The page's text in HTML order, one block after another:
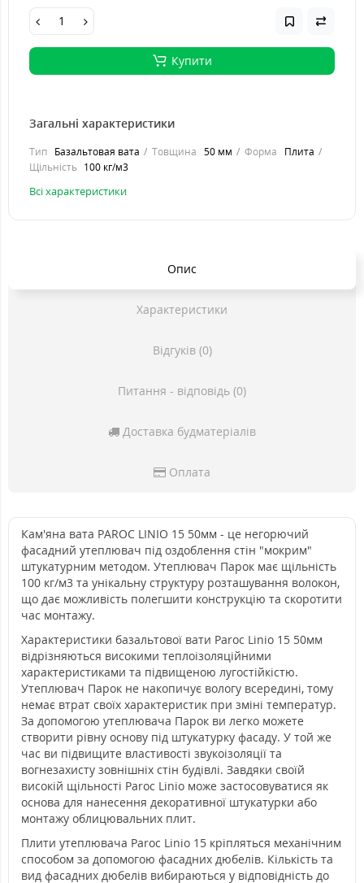
Купити
Загальні характеристики
Тип Базальтовая вата Товщина 50 мм Форма
Плита
Щільність 100 кг/м3
Всі характеристики
Опис
Характеристики
Відгуків (0)
Питання - відповідь (0)
Доставка будматеріалів
Оплата
Кам'яна вата PAROC LINIO 15 50мм - це негорючий
фасадний утеплювач під оздоблення стін "мокрим"
штукатурним методом. Утеплювач Парок має щільність
100 кг/м3 та унікальну структуру розташування волокон,
що дає можливість полегшити конструкцію та скоротити
час монтажу.
Характеристики базальтової вати Paroc Linio 15 50мм
відрізняються високими теплоізоляційними
характеристиками та підвищеною лугостійкістю.
Утеплювач Парок не накопичує вологу всередині, тому
немає втрат своїх характеристик при зміні температур.
За допомогою утеплювача Парок ви легко можете
створити рівну основу під штукатурку фасаду. У той же
час ви підвищите властивості звукоізоляції та
вогнезахисту зовнішніх стін будівлі. Завдяки своїй
високій щільності Paroc Linio може застосовуватися як
основа для нанесення декоративної штукатурки або
монтажу облицювальних плит.
Плити утеплювача Paroc Linio 15 кріпляться механічним
способом за допомогою фасадних дюбелів. Кількість та
вид фасадних дюбелів вибираються у відповідність до